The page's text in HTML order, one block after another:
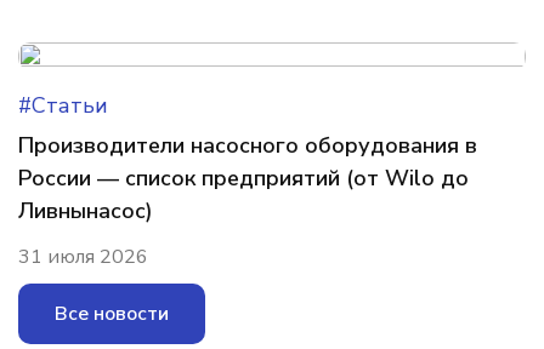
#Статьи
Производители насосного оборудования в
России — список предприятий (от Wilo до
Ливнынасос)
31 июля 2026
Все новости